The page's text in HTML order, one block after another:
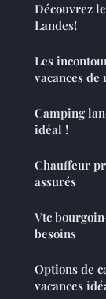
Découvrez
Landes!
Les
vacances de
Camping
idéal !
Chauffeur
assurés
Vtc
besoins
Options de
vacances